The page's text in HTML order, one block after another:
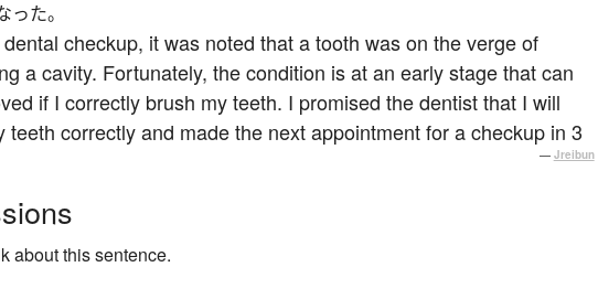
った。
checkup, it was noted that a tooth was on the verge of
a cavity. Fortunately, the condition is at an early stage that can
if I correctly brush my teeth. I promised the dentist that I will
teeth correctly and made the next appointment for a checkup in 3
— Jreibun
about this sentence.